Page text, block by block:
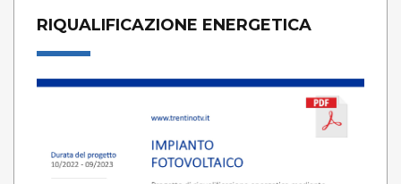
RIQUALIFICAZIONE ENERGETICA